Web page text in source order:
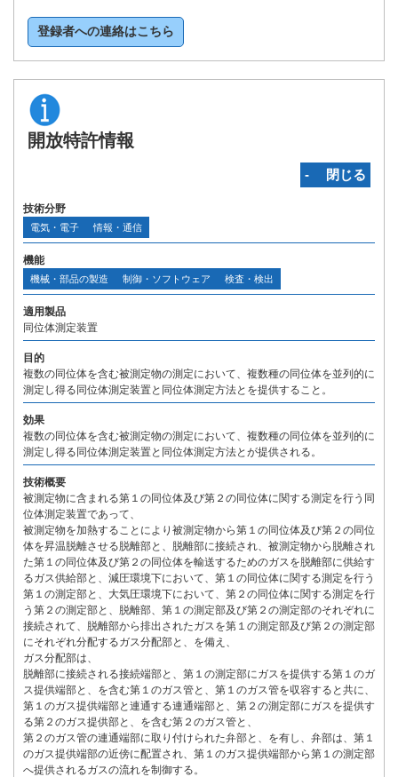
登録者への連絡はこちら
開放特許情報
‐ 閉じる
技術分野
電気・電子 情報・通信
機能
機械・部品の製造 制御・ソフトウェア 検査・検出
適用製品
同位体測定装置
目的
複数の同位体を含む被測定物の測定において、複数種の同位体を並列的に
測定し得る同位体測定装置と同位体測定方法とを提供すること。
効果
複数の同位体を含む被測定物の測定において、複数種の同位体を並列的に
測定し得る同位体測定装置と同位体測定方法とが提供される。
技術概要
被測定物に含まれる第１の同位体及び第２の同位体に関する測定を行う同
位体測定装置であって、
被測定物を加熱することにより被測定物から第１の同位体及び第２の同位
体を昇温脱離させる脱離部と、脱離部に接続され、被測定物から脱離され
た第１の同位体及び第２の同位体を輸送するためのガスを脱離部に供給す
るガス供給部と、減圧環境下において、第１の同位体に関する測定を行う
第１の測定部と、大気圧環境下において、第２の同位体に関する測定を行
う第２の測定部と、脱離部、第１の測定部及び第２の測定部のそれぞれに
接続されて、脱離部から排出されたガスを第１の測定部及び第２の測定部
にそれぞれ分配するガス分配部と、を備え、
ガス分配部は、
脱離部に接続される接続端部と、第１の測定部にガスを提供する第１のガ
ス提供端部と、を含む第１のガス管と、第１のガス管を収容すると共に、
第１のガス提供端部と連通する連通端部と、第２の測定部にガスを提供す
る第２のガス提供部と、を含む第２のガス管と、
第２のガス管の連通端部に取り付けられた弁部と、を有し、弁部は、第１
のガス提供端部の近傍に配置され、第１のガス提供端部から第１の測定部
へ提供されるガスの流れを制御する。